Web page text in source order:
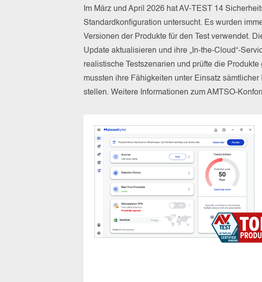
Im März und April 2026 hat AV-TEST 14
Standardkonfiguration untersucht. Es wurden
Versionen der Produkte für den Test verwendet.
Update aktualisieren und ihre „In-the-Cloud“-
realistische Testszenarien und prüfte die
mussten ihre Fähigkeiten unter Einsatz
stellen. Weitere Informationen zum AMTSO-